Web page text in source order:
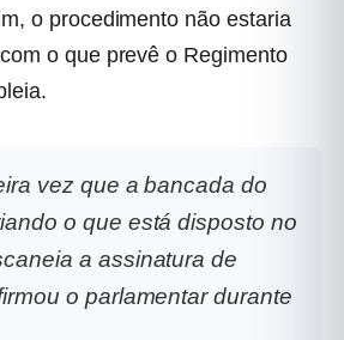
o procedimento não estaria
o que prevê o Regimento
vez que a bancada do
o que está disposto no
a assinatura de
o parlamentar durante